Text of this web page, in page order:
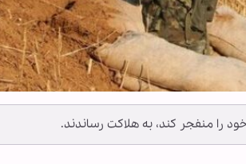
را منفجر کند، به هلاکت رساندند.